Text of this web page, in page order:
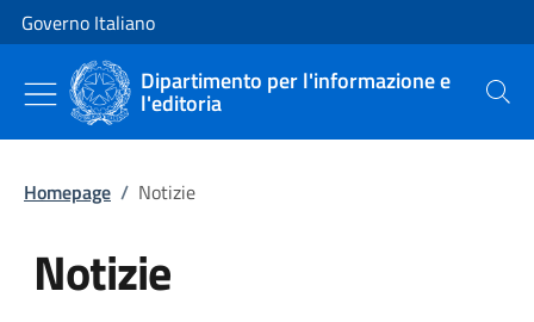
Vai al contenuto
Vai alla navigazione del sito
Governo Italiano
Dipartimento per l'informazione e
l'editoria Cerca
Homepage / Notizie
Notizie